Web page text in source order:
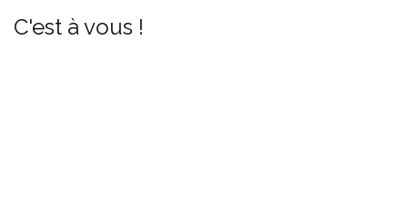
C'est à vous !